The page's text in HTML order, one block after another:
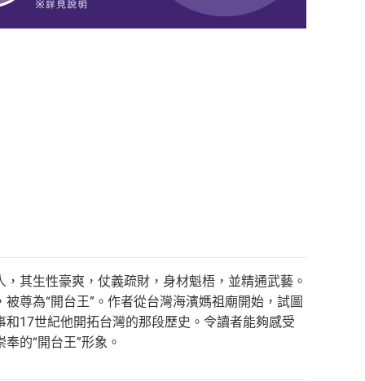
其生性豪爽，仗義疏財，身材魁梧，並精通武藝。
尊為“開台王”。作者從台灣海濱媽祖廟開始，試圖
17世紀他開拓台灣的那段歷史。令讀者能夠感受
的“開台王”形象。